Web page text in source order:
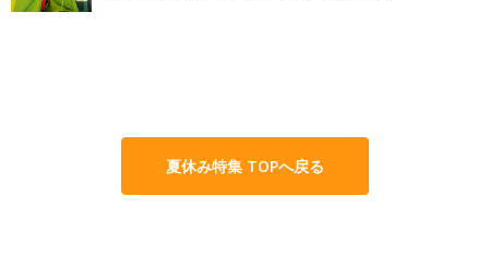
夏休み特集 TOPへ戻る